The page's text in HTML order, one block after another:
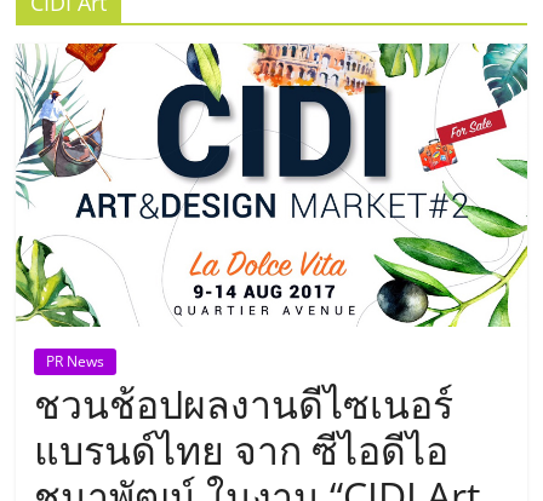
SME
แห่ง
ประเทศไทย,
ThaiSMEsCenter,
รวม
ธุรกิจ
เอ
PR News
ชวนช้อปผลงานดีไซเนอร์
แบรนด์ไทย จาก ซีไอดีไอ